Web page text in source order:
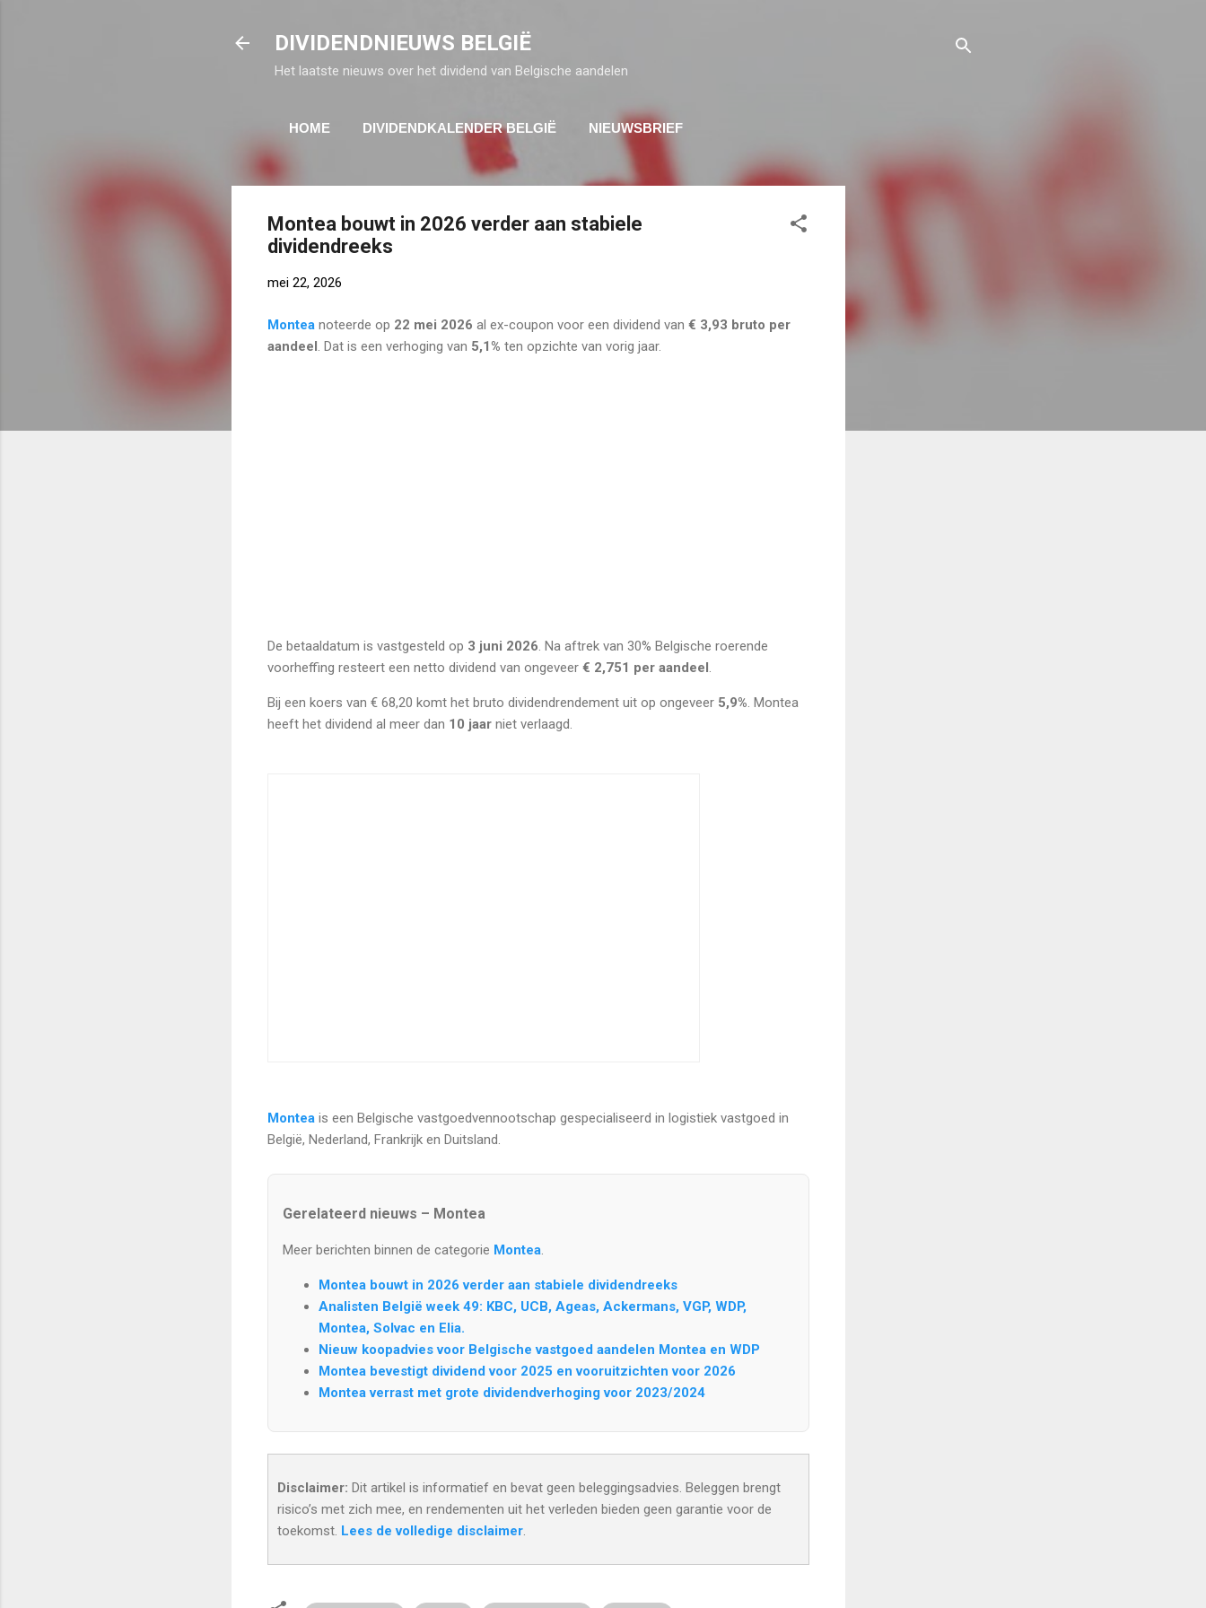
DIVIDENDNIEUWS BELGIË
Het laatste nieuws over het dividend van Belgische aandelen
HOME DIVIDENDKALENDER BELGIË NIEUWSBRIEF
Montea bouwt in 2026 verder aan stabiele
dividendreeks
mei 22, 2026
Montea noteerde op 22 mei 2026 al ex-coupon voor een dividend van € 3,93 bruto per
aandeel . Dat is een verhoging van 5,1% ten opzichte van vorig jaar.
De betaaldatum is vastgesteld op 3 juni 2026 . Na aftrek van 30% Belgische roerende
voorheffing resteert een netto dividend van ongeveer € 2,751 per aandeel
Bij een koers van € 68,20 komt het bruto dividendrendement uit op ongeveer 5,9% . Montea
heeft het dividend al meer dan 10 jaar niet verlaagd.
Montea is een Belgische vastgoedvennootschap gespecialiseerd in logistiek vastgoed in
België, Nederland, Frankrijk en Duitsland.
Gerelateerd nieuws – Montea
Meer berichten binnen de categorie Montea
Montea bouwt in 2026 verder aan stabiele dividendreeks
Analisten België week 49: KBC, UCB, Ageas, Ackermans, VGP, WDP,
Montea, Solvac en Elia.
Nieuw koopadvies voor Belgische vastgoed aandelen Montea en WDP
Montea bevestigt dividend voor 2025 en vooruitzichten voor 2026
Montea verrast met grote dividendverhoging voor 2023/2024
Disclaimer: Dit artikel is informatief en bevat geen beleggingsadvies. Beleggen brengt
risico’s met zich mee, en rendementen uit het verleden bieden geen garantie voor de
toekomst. Lees de volledige disclaimer